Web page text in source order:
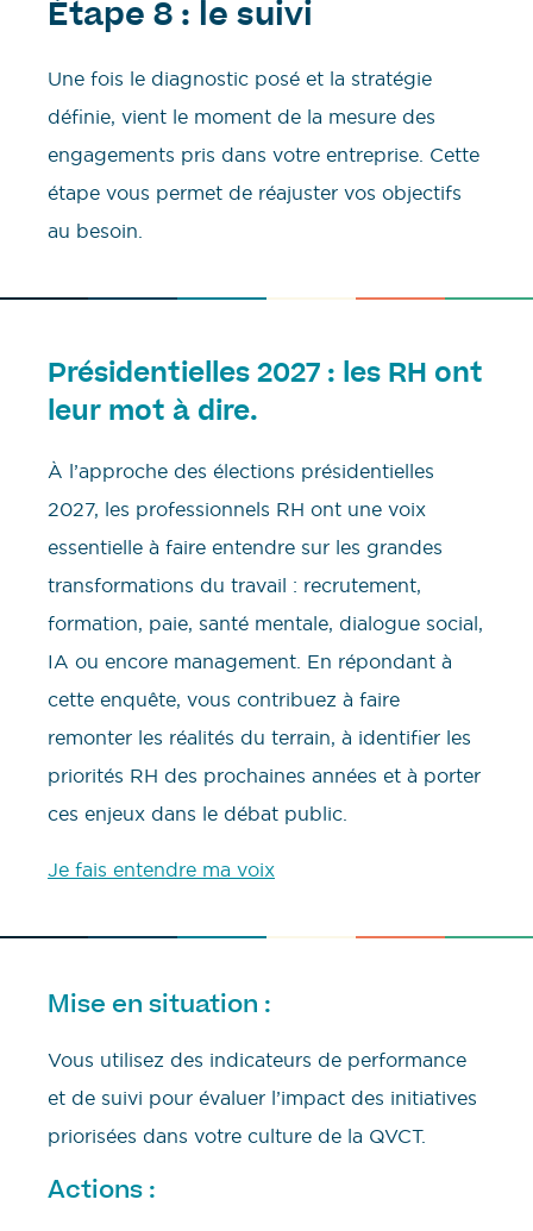
Étape 8 : le suivi
Une fois le diagnostic posé et la stratégie
définie, vient le moment de la mesure des
engagements pris dans votre entreprise. Cette
étape vous permet de réajuster vos objectifs
au besoin.
Présidentielles 2027 : les RH ont
leur mot à dire.
À l’approche des élections présidentielles
2027, les professionnels RH ont une voix
essentielle à faire entendre sur les grandes
transformations du travail : recrutement,
formation, paie, santé mentale, dialogue social,
IA ou encore management. En répondant à
cette enquête, vous contribuez à faire
remonter les réalités du terrain, à identifier les
priorités RH des prochaines années et à porter
ces enjeux dans le débat public.
Je fais entendre ma voix
Mise en situation :
Vous utilisez des indicateurs de performance
et de suivi pour évaluer l’impact des initiatives
priorisées dans votre culture de la QVCT.
Actions :